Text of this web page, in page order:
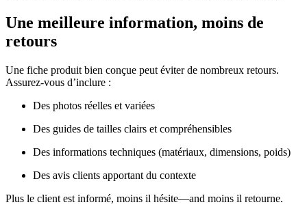
Une meilleure information, moins de
retours
Une fiche produit bien conçue peut éviter de nombreux retours.
Assurez-vous d’inclure :
Des photos réelles et variées
Des guides de tailles clairs et compréhensibles
Des informations techniques (matériaux, dimensions, poids)
Des avis clients apportant du contexte
Plus le client est informé, moins il hésite—and moins il retourne.